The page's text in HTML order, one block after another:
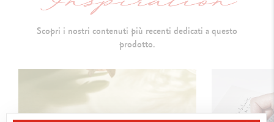
body and cap lacquered in deep black
Caran d’Ache logo and Swiss Made engraved on the ring
(blacklacquered hexagon
Scopri i nostri contenuti più recenti dedicati a questo
prodotto.